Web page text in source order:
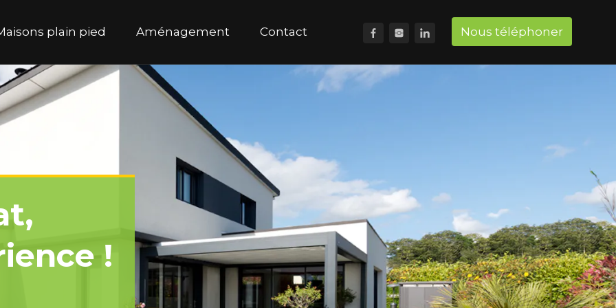
plain pied Aménagement Contact Nous téléphoner
!